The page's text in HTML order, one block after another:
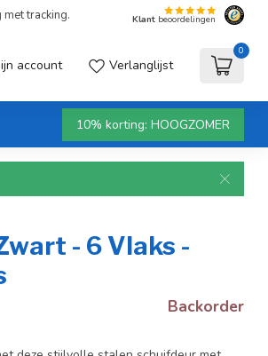
tracking. Klant beoordelingen
account Verlanglijst
0
10% korting: HOOGZOMER
- 6 Vlaks -
Backorder